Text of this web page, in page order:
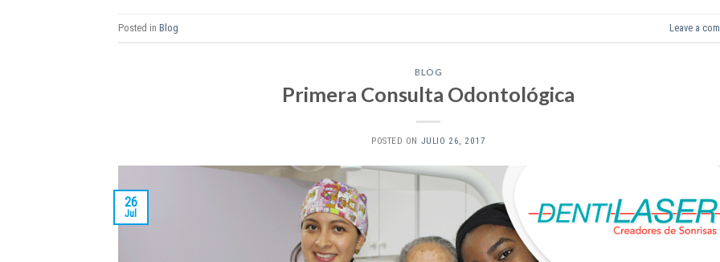
Posted in Blog Leave a
BLOG
Primera Consulta Odontológica
POSTED ON JULIO 26, 2017
26
Jul